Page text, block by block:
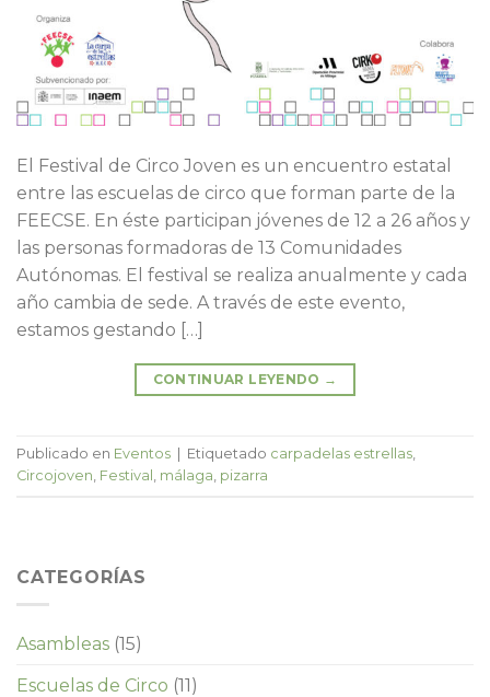
El Festival de Circo Joven es un encuentro estatal
entre las escuelas de circo que forman parte de la
FEECSE. En éste participan jóvenes de 12 a 26 años y
las personas formadoras de 13 Comunidades
Autónomas. El festival se realiza anualmente y cada
año cambia de sede. A través de este evento,
estamos gestando […]
CONTINUAR LEYENDO →
Publicado en Eventos Etiquetado carpadelas estrellas,
Circojoven, Festival , málaga, pizarra
CATEGORÍAS
Asambleas (15)
Escuelas de Circo (11)